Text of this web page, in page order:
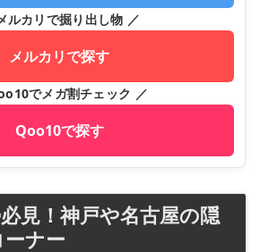
ルカリで掘り出し物 ／
メルカリで探す
でメガ割チェック ／
Qoo10で探す
見！神戸や名古屋の隠
ナー